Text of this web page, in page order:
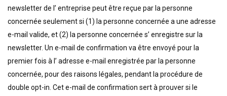
newsletter de l’ entreprise peut être reçue par la personne
concernée seulement si (1) la personne concernée a une adresse
e-mail valide, et (2) la personne concernée s’ enregistre sur la
newsletter. Un e-mail de confirmation va être envoyé pour la
premier fois à l’ adresse e-mail enregistrée par la personne
concernée, pour des raisons légales, pendant la procédure de
double opt-in. Cet e-mail de confirmation sert à prouver si le